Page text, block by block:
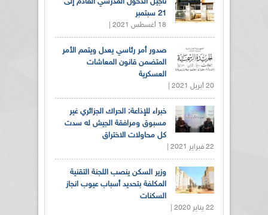
21 سبتمبر
18 أغسطس 2021 |
صدور أمر رئاسي يعدل ويتمم الأمر
المتضمن قانون المعاشات
العسكرية
20 أبريل 2021 |
خبراء للإذاعة: الحراك الجزائري غير
مسبوق ومرافقة الجيش له سدت
كل محاولات الاختراق
22 فبراير 2021 |
وزير السكن ينصب اللجنة التقنية
المكلفة بتحديد أسباب عيوب انجاز
السكنات
22 يناير 2020 |